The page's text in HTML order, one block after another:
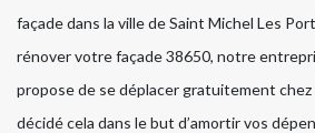
façade dans la ville de Saint Michel Les
rénover votre façade 38650, notre
propose de se déplacer gratuitement chez
décidé cela dans le but d’amortir vos